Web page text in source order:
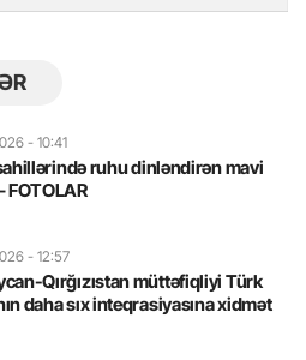
- 10:41
ruhu dinləndirən mavi
FOTOLAR
- 12:57
Qırğızıstan müttəfiqliyi Türk
daha sıx inteqrasiyasına xidmət